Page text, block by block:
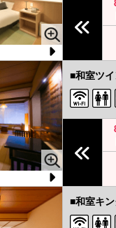
N
e
xt
N
■和室ツ
■和室キ